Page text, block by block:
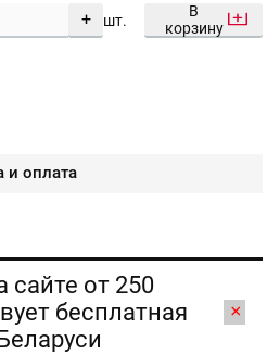
+ шт.
В
корзину
и оплата
сайте от 250
бесплатная
×